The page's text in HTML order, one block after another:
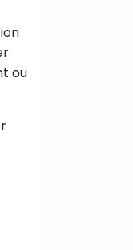
ou